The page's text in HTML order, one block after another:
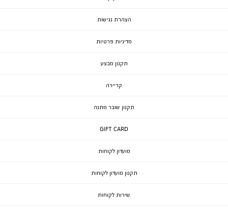
הצהרת נגישות
מדיניות פרטיות
תקנון מבצע
קריירה
תקנון שובר מתנה
GIFT CARD
מועדון לקוחות
תקנון מועדון לקוחות
שירות לקוחות